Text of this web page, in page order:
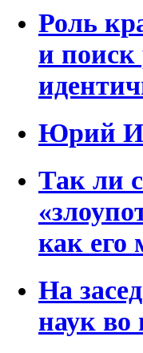
Роль
и поиск
Юрий
Так ли
как
На
наук во